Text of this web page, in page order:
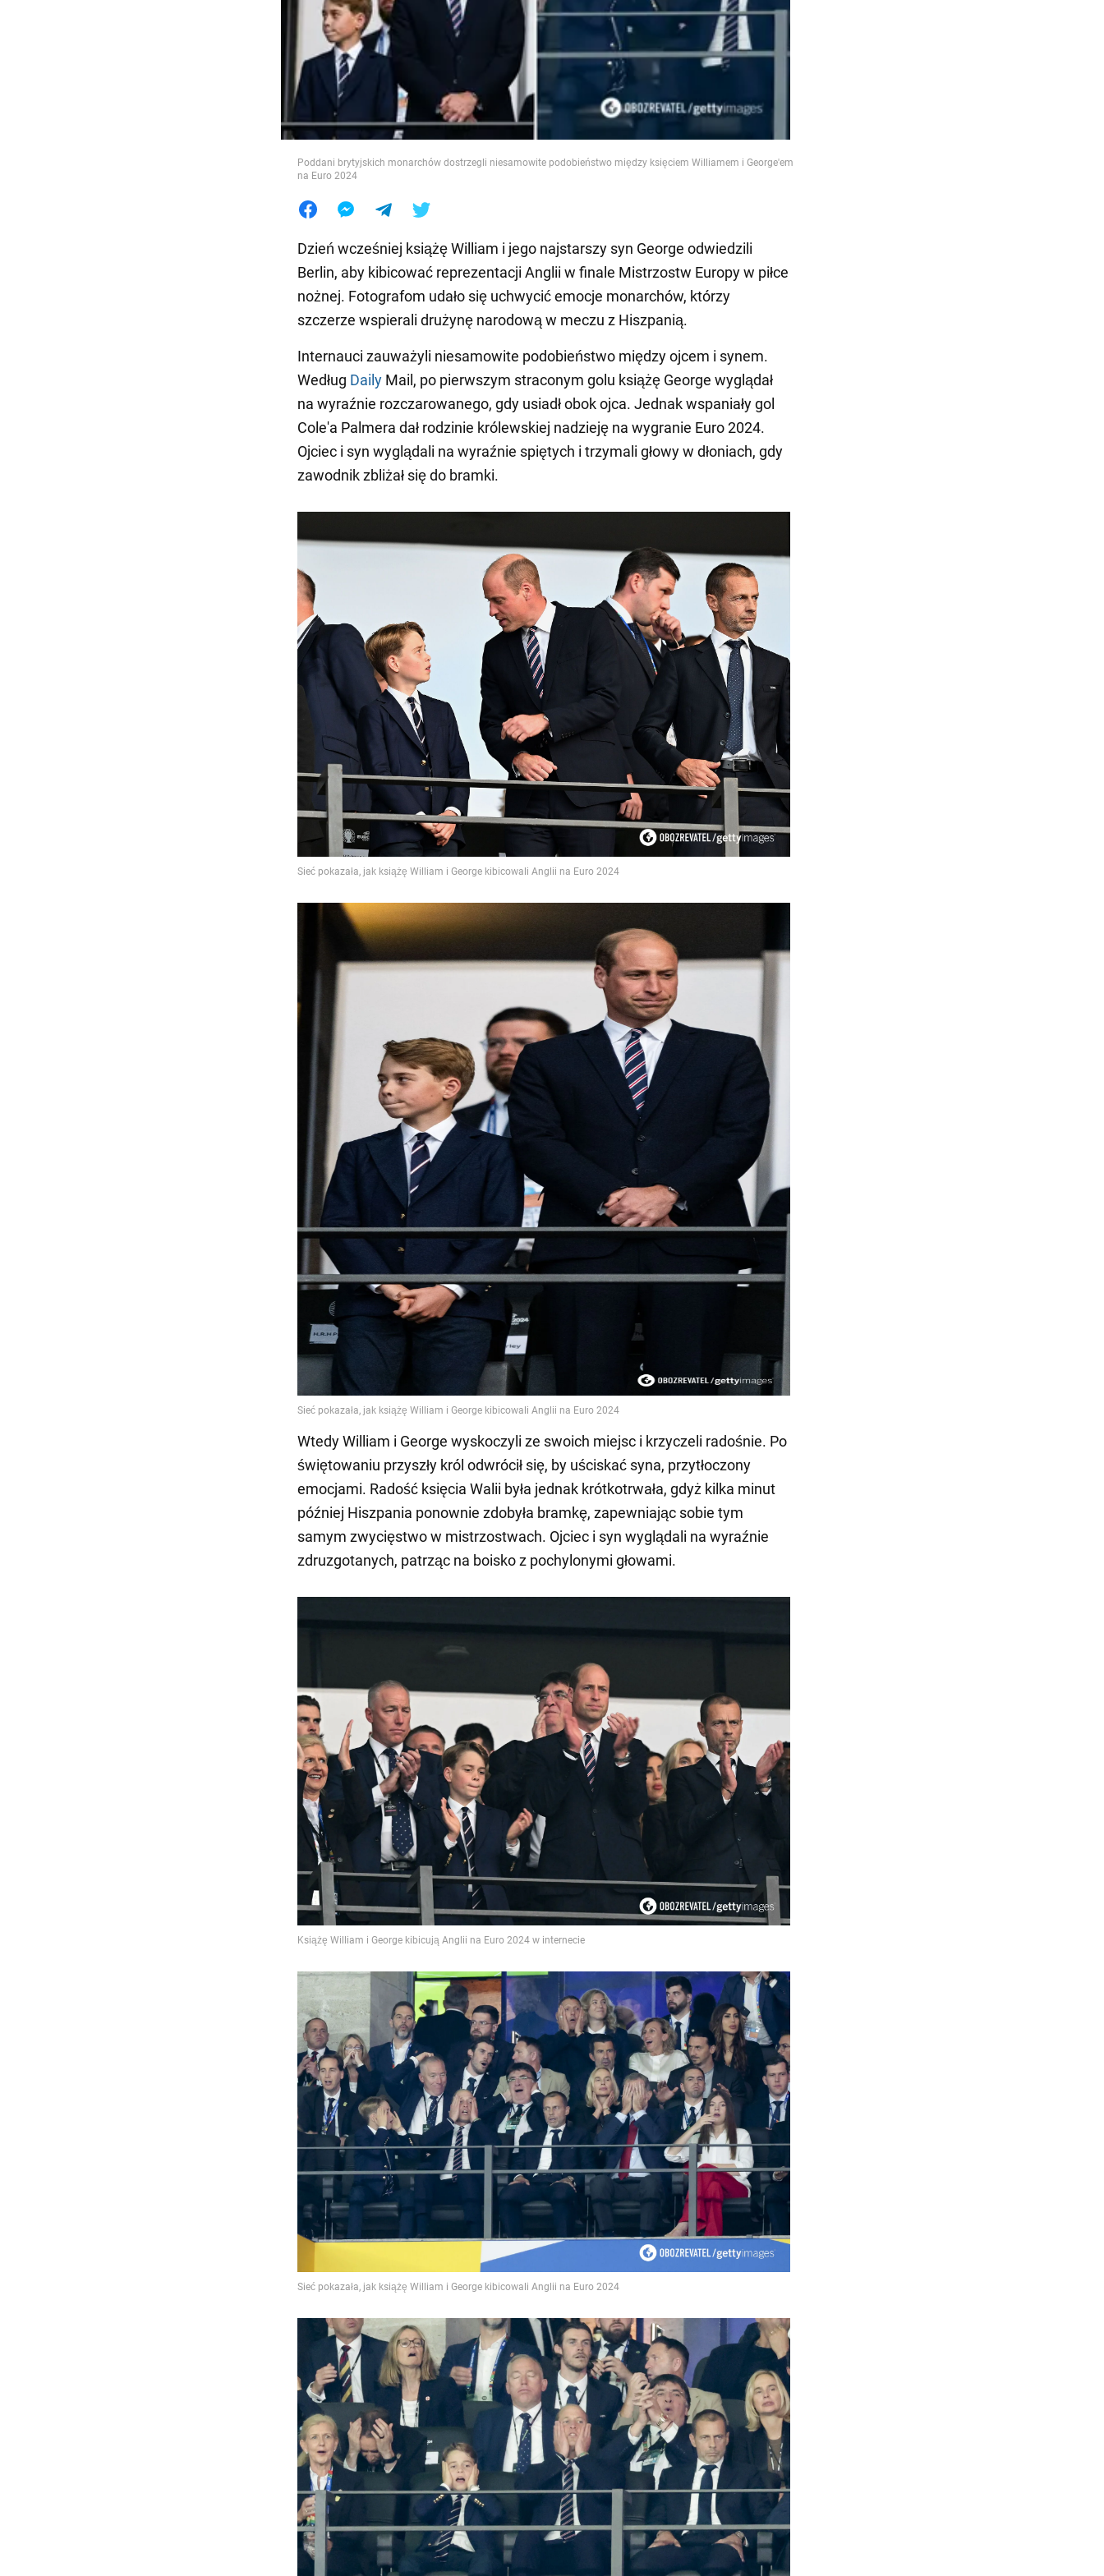
Jedzenie
Poddani brytyjskich monarchów dostrzegli niesamowite podobieństwo między księciem Williamem i George'em
na Euro 2024
Dzień wcześniej książę William i jego najstarszy syn George odwiedzili
Berlin, aby kibicować reprezentacji Anglii w finale Mistrzostw Europy w piłce
nożnej. Fotografom udało się uchwycić emocje monarchów, którzy
szczerze wspierali drużynę narodową w meczu z Hiszpanią.
Internauci zauważyli niesamowite podobieństwo między ojcem i synem.
Według Daily Mail, po pierwszym straconym golu książę George wyglądał
na wyraźnie rozczarowanego, gdy usiadł obok ojca. Jednak wspaniały gol
Cole'a Palmera dał rodzinie królewskiej nadzieję na wygranie Euro 2024.
Ojciec i syn wyglądali na wyraźnie spiętych i trzymali głowy w dłoniach, gdy
zawodnik zbliżał się do bramki.
Wtedy William i George wyskoczyli ze swoich miejsc i krzyczeli radośnie. Po
świętowaniu przyszły król odwrócił się, by uściskać syna, przytłoczony
emocjami. Radość księcia Walii była jednak krótkotrwała, gdyż kilka minut
później Hiszpania ponownie zdobyła bramkę, zapewniając sobie tym
samym zwycięstwo w mistrzostwach. Ojciec i syn wyglądali na wyraźnie
zdruzgotanych, patrząc na boisko z pochylonymi głowami.